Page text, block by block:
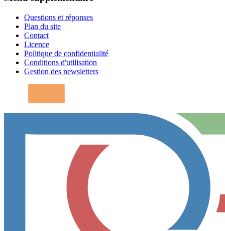
Questions et réponses
Plan du site
Contact
Licence
Politique de confidentialité
Conditions d'utilisation
Gestion des newsletters